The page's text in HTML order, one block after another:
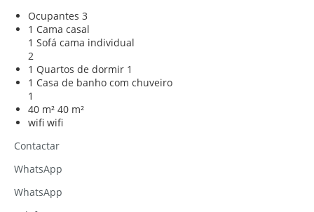
Ocupantes 3
1 Cama casal
1 Sofá cama individual
2
1 Quartos de dormir 1
1 Casa de banho com chuveiro
1
40 m² 40 m²
wifi wifi
Contactar
WhatsApp
WhatsApp